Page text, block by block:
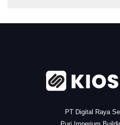
PT Digital Raya